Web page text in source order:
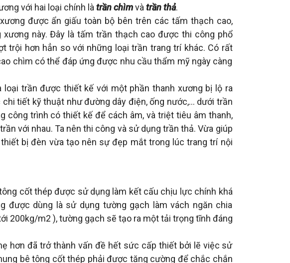
với hai loại chính là trần chìmvà trần thả.
được ẩn giấu toàn bộ bên trên các tấm thạch cao,
này. Đây là tấm trần thạch cao được thi công phổ
trội hơn hẳn so với những loại trần trang trí khác. Có rất
chìm có thể đáp ứng được nhu cầu thẩm mỹ ngày càng
loại trần được thiết kế với một phần thanh xương bị lộ ra
tiết kỹ thuật như đường dây điện, ống nước,… dưới trần
công trình có thiết kế để cách âm, và triệt tiêu âm thanh,
với nhau. Ta nên thi công và sử dụng trần thả. Vừa giúp
bị đèn vừa tạo nên sự đẹp mắt trong lúc trang trí nội
cốt thép được sử dụng làm kết cấu chịu lực chính khá
được dùng là sử dụng tường gạch làm vách ngăn chia
200kg/m2 ), tường gạch sẽ tạo ra một tải trọng tĩnh đáng
hơn đã trở thành vấn đề hết sức cấp thiết bởi lẽ việc sử
bê tông cốt thép phải được tăng cường để chắc chắn